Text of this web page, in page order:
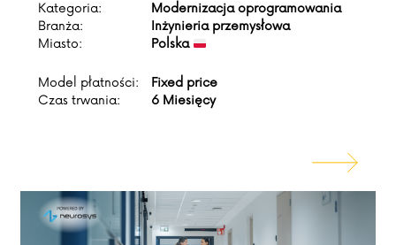
Kategoria:
Modernizacja oprogramowania
Branża:
Inżynieria przemysłowa
Miasto:
Polska
Model płatności:
Fixed price
Czas trwania:
6 Miesięcy